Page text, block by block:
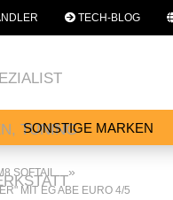
TECH-BLOG
SONSTIGE MARKEN
SOFTAIL »
MIT EG ABE EURO 4/5